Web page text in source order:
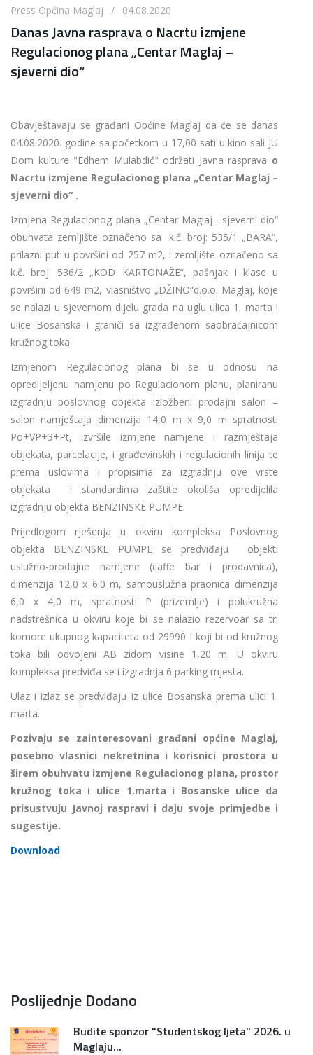
Press Općina Maglaj / 04.08.2020
Danas Javna rasprava o Nacrtu izmjene
Regulacionog plana „Centar Maglaj –
sjeverni dio“
Obavještavaju se građani Općine Maglaj da će se danas
04.08.2020. godine sa početkom u 17,00 sati u kino sali JU
Dom kulture "Edhem Mulabdić" održati Javna rasprava o
Nacrtu izmjene Regulacionog plana „Centar Maglaj –
sjeverni dio“ .
Izmjena Regulacionog plana „Centar Maglaj –sjeverni dio“
obuhvata zemljište označeno sa k.č. broj: 535/1 „BARA“,
prilazni put u površini od 257 m2, i zemljište označeno sa
k.č. broj: 536/2 „KOD KARTONAŽE“, pašnjak I klase u
površini od 649 m2, vlasništvo „DŽINO“d.o.o. Maglaj, koje
se nalazi u sjevernom dijelu grada na uglu ulica 1. marta i
ulice Bosanska i graniči sa izgrađenom saobraćajnicom
kružnog toka.
Izmjenom Regulacionog plana bi se u odnosu na
opredijeljenu namjenu po Regulacionom planu, planiranu
izgradnju poslovnog objekta izložbeni prodajni salon –
salon namještaja dimenzija 14,0 m x 9,0 m spratnosti
Po+VP+3+Pt, izvršile izmjene namjene i razmještaja
objekata, parcelacije, i građevinskih i regulacionih linija te
prema uslovima i propisima za izgradnju ove vrste
objekata i standardima zaštite okoliša opredijelila
izgradnju objekta BENZINSKE PUMPE.
Prijedlogom rješenja u okviru kompleksa Poslovnog
objekta BENZINSKE PUMPE se predviđaju objekti
uslužno-prodajne namjene (caffe bar i prodavnica),
dimenzija 12,0 x 6.0 m, samouslužna praonica dimenzija
6,0 x 4,0 m, spratnosti P (prizemlje) i polukružna
nadstrešnica u okviru koje bi se nalazio rezervoar sa tri
komore ukupnog kapaciteta od 29990 l koji bi od kružnog
toka bili odvojeni AB zidom visine 1,20 m. U okviru
kompleksa predviđa se i izgradnja 6 parking mjesta.
Ulaz i izlaz se predviđaju iz ulice Bosanska prema ulici 1.
marta.
Pozivaju se zainteresovani građani općine Maglaj,
posebno vlasnici nekretnina i korisnici prostora u
širem obuhvatu izmjene Regulacionog plana, prostor
kružnog toka i ulice 1.marta i Bosanske ulice da
prisustvuju Javnoj raspravi i daju svoje primjedbe i
sugestije.
Download
Poslijednje Dodano
Budite sponzor "Studentskog ljeta" 2026. u
Maglaju...